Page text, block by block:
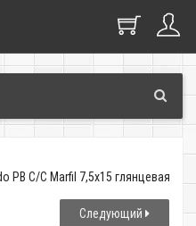
PB C/C Marfil 7,5x15 глянцевая
Следующий